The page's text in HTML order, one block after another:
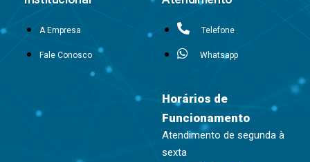
A Empresa
Fale Conosco
Telefone
Whatsapp
Horários de
Funcionamento
Atendimento de segunda à
sexta